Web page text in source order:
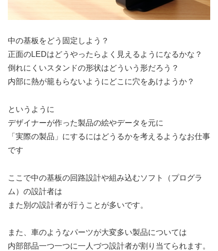
中の基板をどう固定しよう？
正面のLEDはどうやったらよく見えるようになるかな？
倒れにくいスタンドの形状はどういう形だろう？
内部に熱が籠もらないようにどこに穴をあけようか？
というように
デザイナーが作った製品の絵やデータを元に
「実際の製品」にするにはどうるかを考えるようなお仕事
です
ここで中の基板の回路設計や組み込むソフト（プログラ
ム）の設計者は
また別の設計者が行うことが多いです。
また、車のようなパーツが大変多い製品については
内部部品一つ一つに一人づつ設計者が割り当てられます。